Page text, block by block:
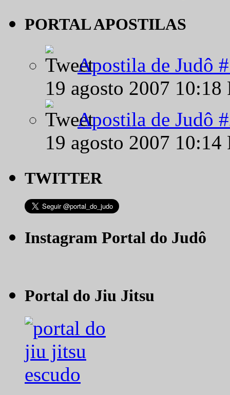
PORTAL APOSTILAS
Apostila de Judô
19 agosto 2007
Apostila de Judô
19 agosto 2007
TWITTER
Instagram Portal do Judô
Portal do Jiu Jitsu